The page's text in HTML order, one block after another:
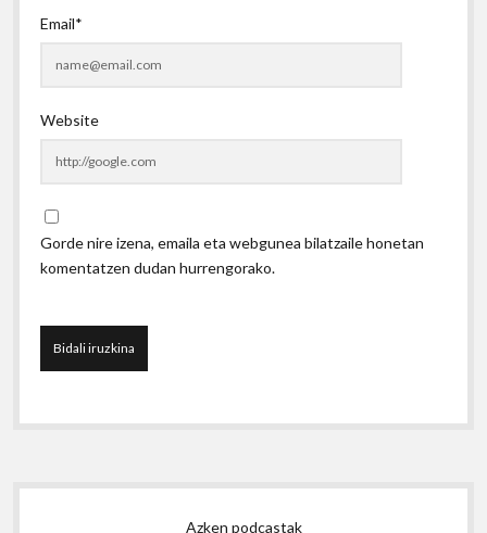
Email*
Website
Gorde nire izena, emaila eta webgunea bilatzaile honetan
komentatzen dudan hurrengorako.
Sidebar
Azken podcastak